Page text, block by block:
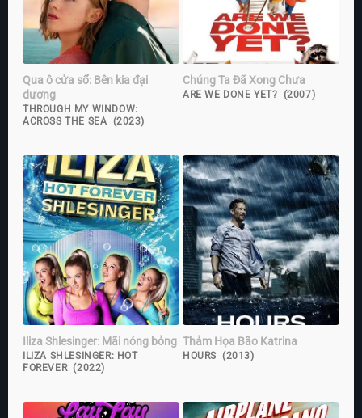
Qua ô cửa sổ: Bên kia đại
dương
THROUGH MY WINDOW:
ACROSS THE SEA (2023)
Chúng Ta Đã Xong Chưa
ARE WE DONE YET? (2007)
Iliza Shlesinger: Mãi nóng bỏng
ILIZA SHLESINGER: HOT
FOREVER (2022)
Thảm Họa Bão Katrina
HOURS (2013)